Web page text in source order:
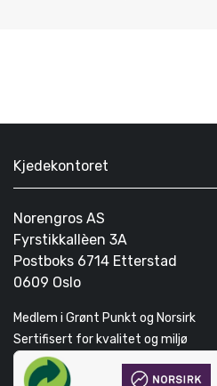
Kjedekontoret
Norengros AS
Fyrstikkallèen 3A
Postboks 6714 Etterstad
0609 Oslo
Medlem i Grønt Punkt og Norsirk
Sertifisert for kvalitet og miljø